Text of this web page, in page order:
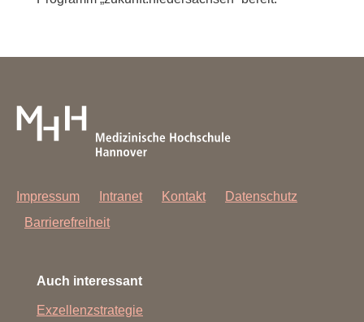
Impressum Intranet Kontakt
Datenschutz
Barrierefreiheit
Auch interessant
Exzellenzstrategie